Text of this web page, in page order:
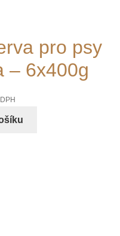
pro psy
– 6x400g